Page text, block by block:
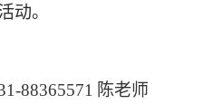
动。
88365571 陈老师